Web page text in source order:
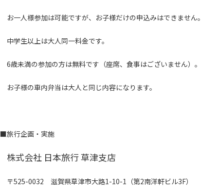
お一人様参加は可能ですが、お子様だけの申込みはできません。
中学生以上は大人同一料金です。
6歳未満の参加の方は無料です（座席、食事はございません）。
お子様の車内弁当は大人と同じ内容になります。
■旅行企画・実施
株式会社 日本旅行 草津支店
〒525-0032 滋賀県草津市大路1-10-1（第2南洋軒ビル3F）